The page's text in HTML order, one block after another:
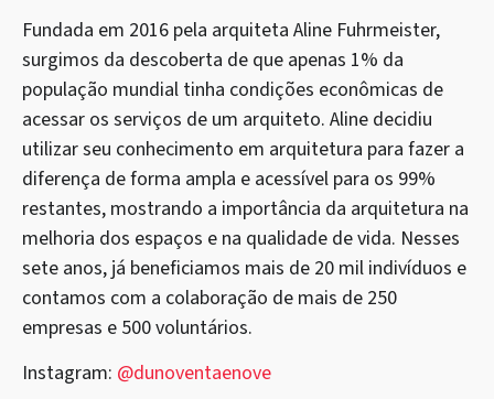
Fundada em 2016 pela arquiteta Aline Fuhrmeister,
surgimos da descoberta de que apenas 1% da
população mundial tinha condições econômicas de
acessar os serviços de um arquiteto. Aline decidiu
utilizar seu conhecimento em arquitetura para fazer a
diferença de forma ampla e acessível para os 99%
restantes, mostrando a importância da arquitetura na
melhoria dos espaços e na qualidade de vida. Nesses
sete anos, já beneficiamos mais de 20 mil indivíduos e
contamos com a colaboração de mais de 250
empresas e 500 voluntários.
Instagram: @dunoventaenove